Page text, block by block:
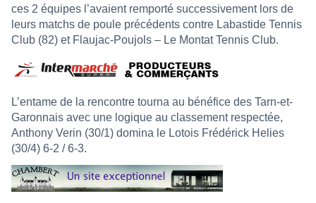
ces 2 équipes l’avaient remporté successivement lors de
leurs matchs de poule précédents contre Labastide Tennis
Club (82) et Flaujac-Poujols – Le Montat Tennis Club.
L’entame de la rencontre tourna au bénéfice des Tarn-et-
Garonnais avec une logique au classement respectée,
Anthony Verin (30/1) domina le Lotois Frédérick Helies
(30/4) 6-2 / 6-3.